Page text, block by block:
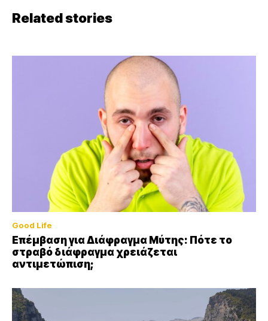
Related stories
Good Life
Επέμβαση για Διάφραγμα Μύτης: Πότε το
στραβό διάφραγμα χρειάζεται
αντιμετώπιση;